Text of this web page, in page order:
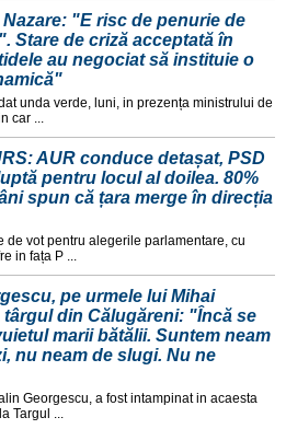
"E risc de penurie de
Stare de criză acceptată în
au negociat să instituie o
unda verde, luni, in prezența ministrului de
car ...
AUR conduce detașat, PSD
pentru locul al doilea. 80%
spun că țara merge în direcția
vot pentru alegerile parlamentare, cu
in fața P ...
pe urmele lui Mihai
târgul din Călugăreni: "Încă se
marii bătălii. Suntem neam
nu neam de slugi. Nu ne
Georgescu, a fost intampinat in acaesta
Targul ...